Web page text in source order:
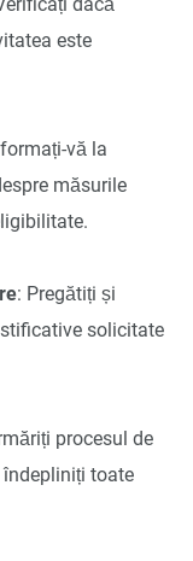
este
vă la
măsurile
: Pregătiți și
solicitate
procesul de
îndepliniți toate